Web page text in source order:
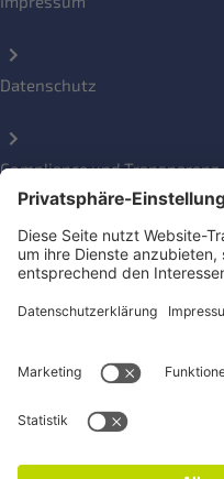
Datenschutz
Compliance und Transparenz
Beschwerde einreichen
Social Media Kanäle
Newsletter für